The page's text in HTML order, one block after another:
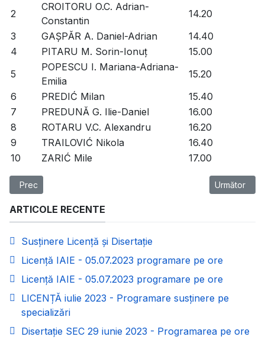
2
CROITORU O.C. Adrian-
Constantin
14.20
3
GAȘPĂR A. Daniel-Adrian
14.40
4
PITARU M. Sorin-Ionuț
15.00
5
POPESCU I. Mariana-Adriana-
Emilia
15.20
6
PREDIĆ Milan
15.40
7
PREDUNĂ G. Ilie-Daniel
16.00
8
ROTARU V.C. Alexandru
16.20
9
TRAILOVIĆ Nikola
16.40
10
ZARIĆ Mile 17.00
Articol precedent: Licență IAIE - 05.07.2023 programare pe ore
Prec Articolul
Următor
ARTICOLE RECENTE
Susținere Licență și Disertație
Licență IAIE - 05.07.2023 programare pe ore
Licență IAIE - 05.07.2023 programare pe ore
LICENȚĂ iulie 2023 - Programare susținere pe
specializări
Disertație SEC 29 iunie 2023 - Programarea pe ore